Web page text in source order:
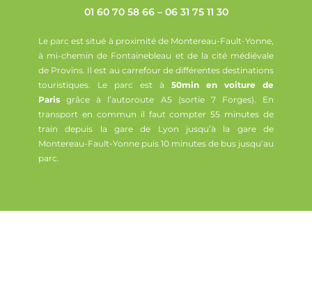
01 60 70 58 66 – 06 31 75 11 30
Le parc est situé à proximité de Montereau-Fault-Yonne,
à mi-chemin de Fontainebleau et de la cité médiévale
de Provins. Il est au carrefour de différentes destinations
touristiques. Le parc est à50min en voiture de
Parisgrâce à l’autoroute A5 (sortie 7 Forges). En
transport en commun il faut compter 55 minutes de
train depuis la gare de Lyon jusqu’à la gare de
Montereau-Fault-Yonne puis 10 minutes de bus jusqu’au
parc.